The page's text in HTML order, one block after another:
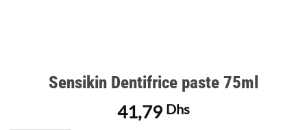
Sensikin Dentifrice paste 75ml
41,79 Dhs